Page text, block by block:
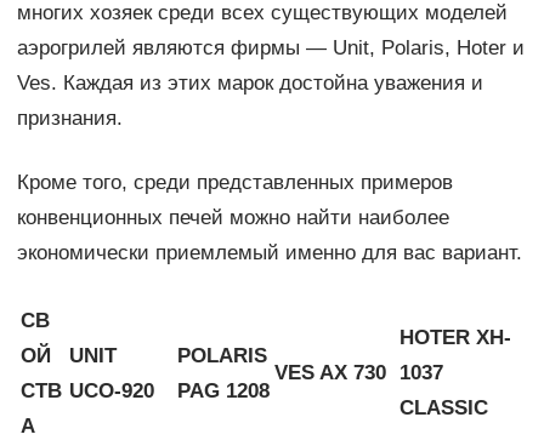
многих хозяек среди всех существующих моделей
аэрогрилей являются фирмы — Unit, Polaris, Hoter и
Ves. Каждая из этих марок достойна уважения и
признания.
Кроме того, среди представленных примеров
конвенционных печей можно найти наиболее
экономически приемлемый именно для вас вариант.
СВ
ОЙ
СТВ
А
UNIT
UCO-920
POLARIS
PAG 1208
VES AX 730
HOTER XH-
1037
CLASSIC